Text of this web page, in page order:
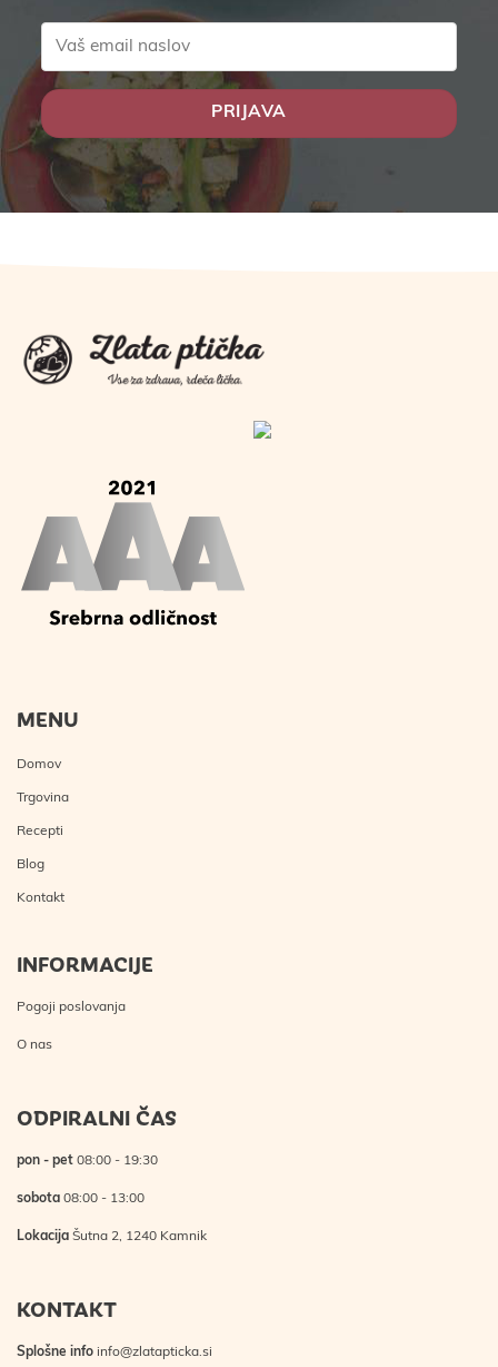
MENU
Domov
Trgovina
Recepti
Blog
Kontakt
INFORMACIJE
Pogoji poslovanja
O nas
ODPIRALNI ČAS
pon - pet 08:00 - 19:30
sobota 08:00 - 13:00
Lokacija Šutna 2, 1240 Kamnik
KONTAKT
Splošne info info@zlatapticka.si